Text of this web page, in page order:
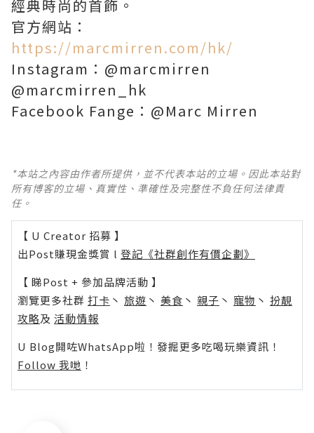
經典時尚的首飾。
官方網站：
https://marcmirren.com/hk/
Instagram：@marcmirren
@marcmirren_hk
Facebook Fange：@Marc Mirren
*本站之內容由作者所提供，並不代表本站的立場。因此本站對
所有博客的立場、真實性、準確性及完整性不負任何法律責
任。
【 U Creator 招募 】
出Post賺現金獎賞 l 登記《社群創作有價企劃》
【 睇Post + 參加品牌活動 】
瀏覽更多社群 打卡 丶 旅遊 丶 美食 丶 親子 丶 寵物 丶 扮靚
攻略及 活動情報
U Blog開咗WhatsApp啦！發掘更多吃喝玩樂資訊！
Follow 我哋 ！